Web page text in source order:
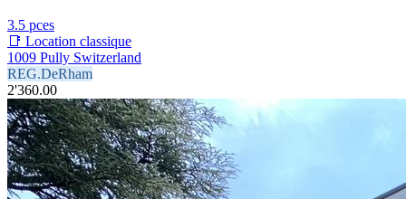
3.5 pces
📑 Location classique
1009 Pully Switzerland
REG.DeRham
2'360.00